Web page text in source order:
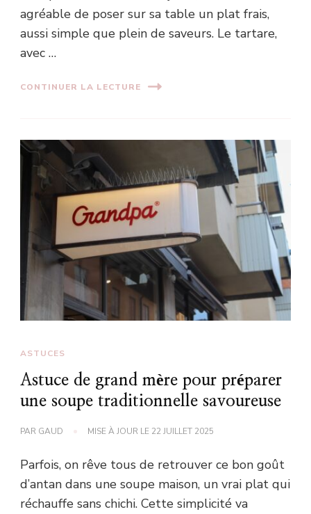
agréable de poser sur sa table un plat frais,
aussi simple que plein de saveurs. Le tartare,
avec …
CONTINUER LA LECTURE
ASTUCES
Astuce de grand mère pour préparer
une soupe traditionnelle savoureuse
PAR GAUD MISE À JOUR LE 22 JUILLET 2025
Parfois, on rêve tous de retrouver ce bon goût
d’antan dans une soupe maison, un vrai plat qui
réchauffe sans chichi. Cette simplicité va